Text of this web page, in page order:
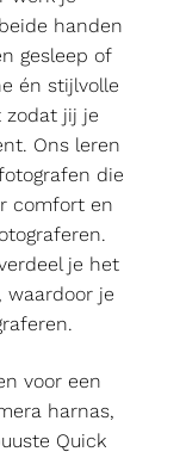
handen
gesleep of
én stijlvolle
zodat jij je
Ons leren
die
comfort en
je het
waardoor je
voor een
harnas,
Quick